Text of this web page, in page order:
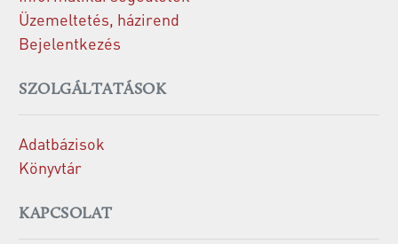
Üzemeltetés, házirend
Bejelentkezés
SZOLGÁLTATÁSOK
Adatbázisok
Könyvtár
KAPCSOLAT